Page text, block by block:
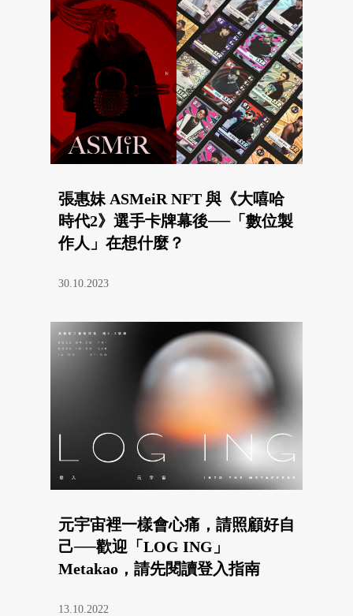
張惠妹 ASMeiR NFT 與《大嘻哈
時代2》選手卡牌幕後──「數位製
作人」在想什麼？
30.10.2023
元宇宙裡一樣會心痛，請照顧好自
己──歡迎「LOG ING」
Metakao，請先閱讀登入指南
13.10.2022